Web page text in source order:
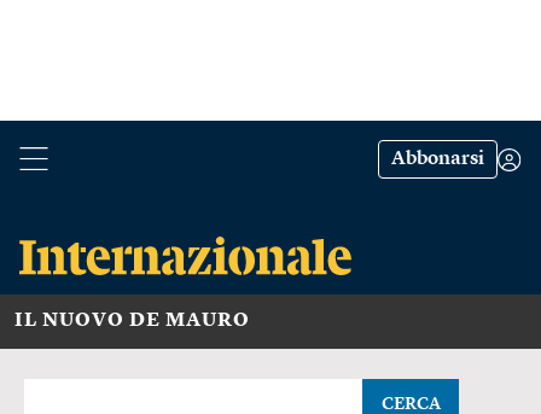
Abbonarsi
IL NUOVO DE MAURO
CERCA